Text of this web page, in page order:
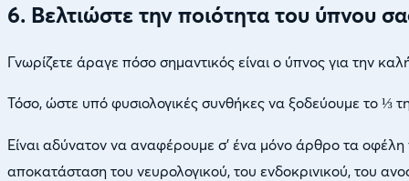
6. Βελτιώστε την ποιότητα του ύπνου
Γνωρίζετε άραγε πόσο σημαντικός είναι ο ύπνος για την
Τόσο, ώστε υπό φυσιολογικές συνθήκες να ξοδεύουμε το ⅓
Είναι αδύνατον να αναφέρουμε σ’ ένα μόνο άρθρο τα
αποκατάσταση του νευρολογικού, του ενδοκρινικού, του